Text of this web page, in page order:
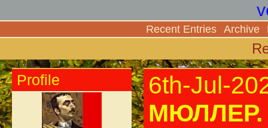
Recent Entries Archive
Profile
6th-Jul-
МЮЛЛЕР.